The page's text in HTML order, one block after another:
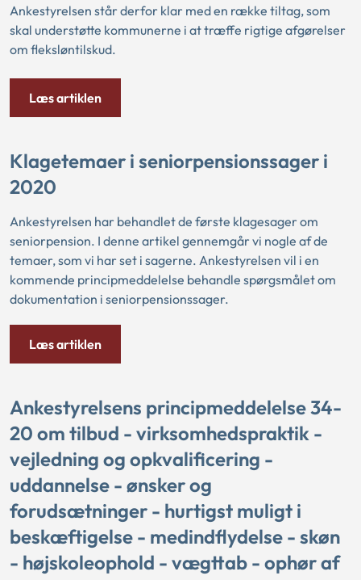
Ankestyrelsen står derfor klar med en række tiltag, som
skal understøtte kommunerne i at træffe rigtige afgørelser
om fleksløntilskud.
Læs artiklen
Klagetemaer i seniorpensionssager i
2020
Ankestyrelsen har behandlet de første klagesager om
seniorpension. I denne artikel gennemgår vi nogle af de
temaer, som vi har set i sagerne. Ankestyrelsen vil i en
kommende principmeddelelse behandle spørgsmålet om
dokumentation i seniorpensionssager.
Læs artiklen
Ankestyrelsens principmeddelelse 34-
20 om tilbud - virksomhedspraktik -
vejledning og opkvalificering -
uddannelse - ønsker og
forudsætninger - hurtigst muligt i
beskæftigelse - medindflydelse - skøn
- højskoleophold - vægttab - ophør af